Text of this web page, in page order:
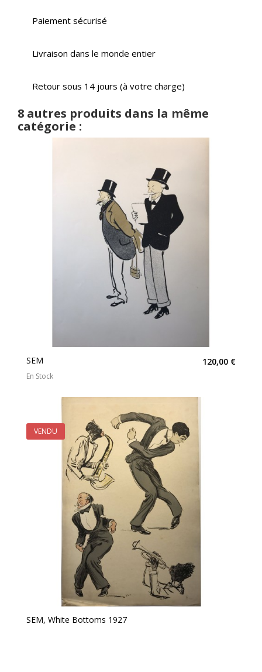
Paiement sécurisé
Livraison dans le monde entier
Retour sous 14 jours (à votre charge)
8 autres produits dans la même
catégorie :
SEM 120,00 €
En Stock
SEM, White Bottoms 1927
VENDU